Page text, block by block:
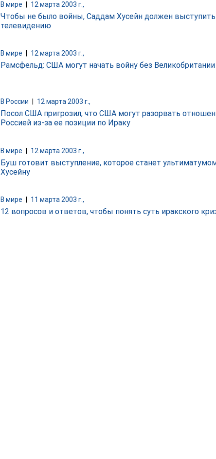
В мире 12 марта 2003 г.,
Чтобы не было войны, Саддам Хусейн должен
телевидению
В мире 12 марта 2003 г.,
Рамсфельд: США могут начать войну без Великобритании
В России 12 марта 2003 г.,
Посол США пригрозил, что США могут разорвать
Россией из-за ее позиции по Ираку
В мире | 12 марта 2003 г.,
Буш готовит выступление, которое станет
Хусейну
В мире 11 марта 2003 г.,
12 вопросов и ответов, чтобы понять суть иракского